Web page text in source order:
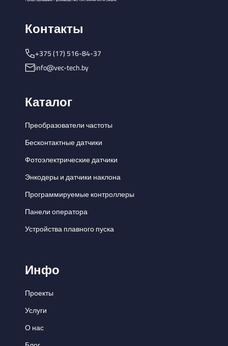
Контакты
+375 (17) 516-84-37
info@vec-tech.by
Каталог
Преобразователи частоты
Бесконтактные датчики
Фотоэлектрические датчики
Энкодеры и датчики наклона
Программируемые контроллеры
Панели оператора
Устройства плавного пуска
Инфо
Проекты
Услуги
О нас